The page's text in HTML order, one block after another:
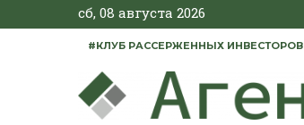
сб, 08 августа 2026
#КЛУБ РАССЕРЖЕННЫХ ИНВЕСТОРОВ